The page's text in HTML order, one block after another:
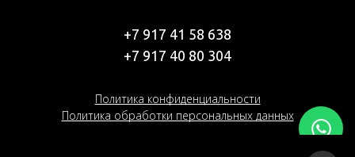
+7 917 41 58 638
+7 917 40 80 304
Политика конфиденциальности
Политика обработки персональных данных